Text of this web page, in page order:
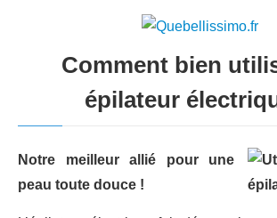
Comment bien
épilateur
Notre meilleur allié pour une
peau toute douce !